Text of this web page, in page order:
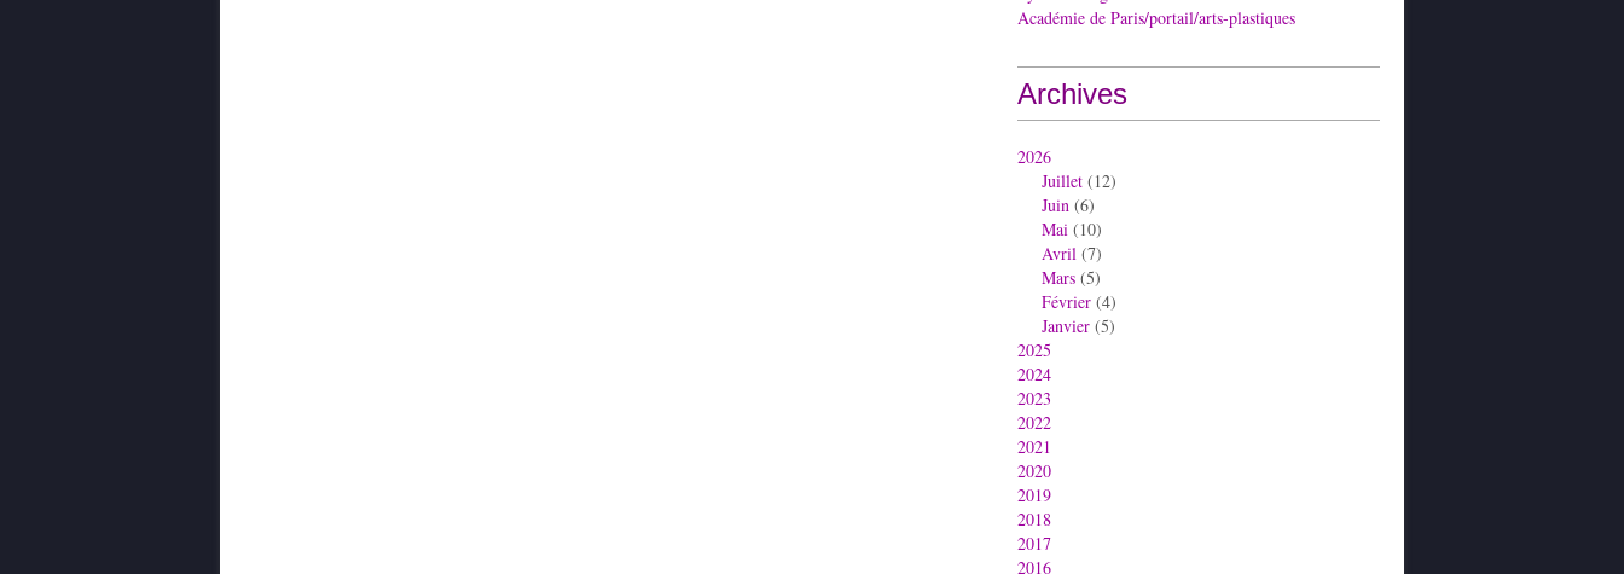
Académie de Paris/portail/arts-plastiques
Archives
2026
Juillet (12)
Juin (6)
Mai (10)
Avril (7)
Mars (5)
Février (4)
Janvier (5)
2025
2024
2023
2022
2021
2020
2019
2018
2017
2016